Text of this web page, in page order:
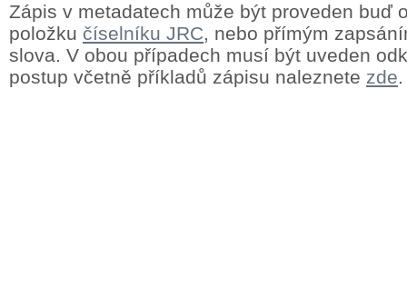
Zápis v metadatech může být proveden buď
položku číselníku JRC, nebo přímým
slova. V obou případech musí být uveden
postup včetně příkladů zápisu naleznete zde.